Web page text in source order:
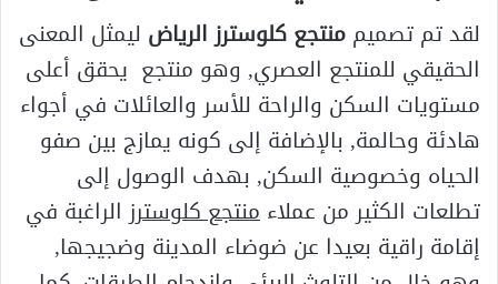
لقد تم تصميممنتجع كلوسترز الرياض ليمثل المعنى
الحقيقي للمنتجع العصري, وهو منتجع يحقق أعلى
مستويات السكن والراحة للأسر والعائلات في أجواء
هادئة وحالمة, بالإضافة إلى كونه يمازج بين صفو
الحياه وخصوصية السكن, بهدف الوصول إلى
تطلعات الكثير من عملاءمنتجع كلوسترز الراغبة في
إقامة راقية بعيدا عن ضوضاء المدينة وضجيجها,